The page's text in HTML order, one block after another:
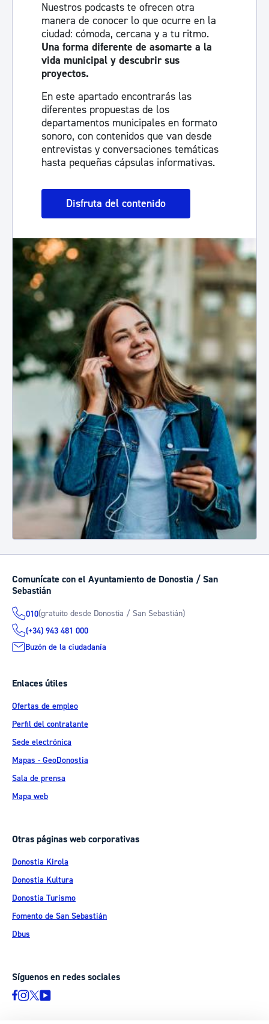
Nuestros podcasts te ofrecen otra
manera de conocer lo que ocurre en la
ciudad: cómoda, cercana y a tu ritmo.
Una forma diferente de asomarte a la
vida municipal y descubrir sus
proyectos.
En este apartado encontrarás las
diferentes propuestas de los
departamentos municipales en formato
sonoro, con contenidos que van desde
entrevistas y conversaciones temáticas
hasta pequeñas cápsulas informativas.
Disfruta del contenido
Comunícate con el Ayuntamiento de Donostia / San
Sebastián
010(gratuito desde Donostia / San Sebastián)
(+34) 943 481 000
Buzón de la ciudadanía
Enlaces útiles
Ofertas de empleo
Perfil del contratante
Sede electrónica
Mapas - GeoDonostia
Sala de prensa
Mapa web
Otras páginas web corporativas
Donostia Kirola
Donostia Kultura
Donostia Turismo
Fomento de San Sebastián
Dbus
Síguenos en redes sociales